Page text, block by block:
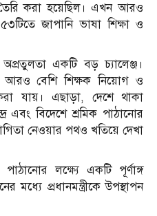
তৈরি করা হয়েছিল। এখন আরও
জাপানি ভাষা শিক্ষা ও
একটি বড় চ্যালেঞ্জ।
বেশি শিক্ষক নিয়োগ ও
করা যায়। এছাড়া, দেশে থাকা
এবং বিদেশে শ্রমিক পাঠানোর
নেওয়ার পথও খতিয়ে দেখা
লক্ষ্যে একটি পূর্ণাঙ্গ
মধ্যে প্রধানমন্ত্রীকে উপস্থাপন